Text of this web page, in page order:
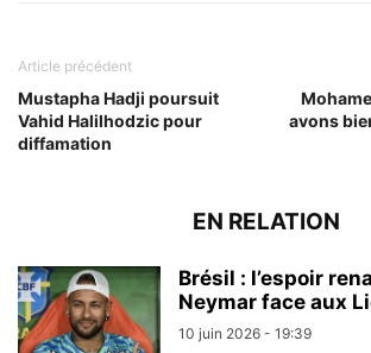
Article précédent
Mustapha Hadji poursuit
Vahid Halilhodzic pour
diffamation
avons
EN RELATION
Brésil : l’espoir
Neymar face aux
10 juin 2026 - 19:39